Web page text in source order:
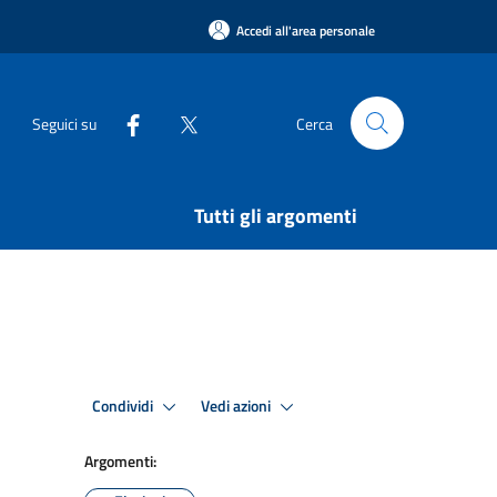
Accedi all'area personale
Seguici su Cerca
Tutti gli argomenti
Condividi Vedi azioni
Argomenti: